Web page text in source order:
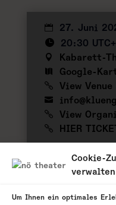
Cookie-
verwalten
Um Ihnen ein optimales
27. Juni
20:30
Kabarett-
Google-
View
View
HIER
zu meinem